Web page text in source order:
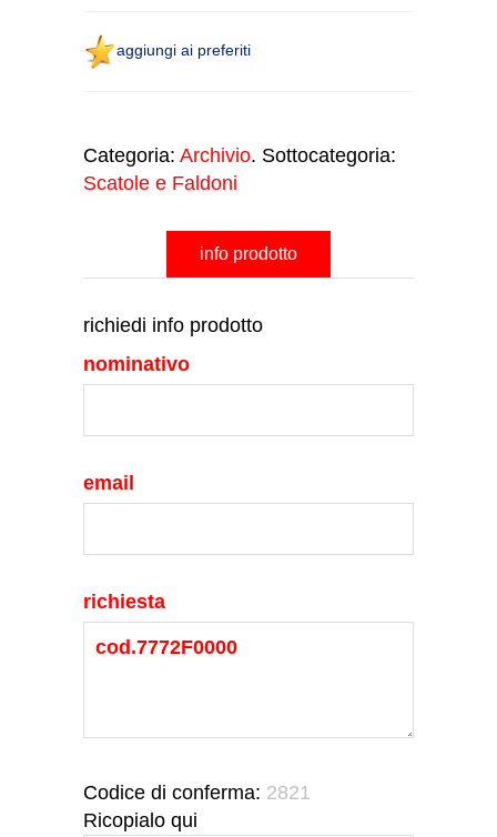
aggiungi ai preferiti
Categoria: Archivio. Sottocategoria:
Scatole e Faldoni
info prodotto
richiedi info prodotto
nominativo
email
richiesta
Codice di conferma: 2821
Ricopialo qui